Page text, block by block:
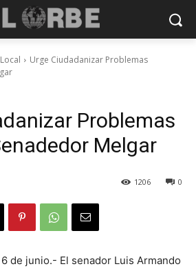
Local
Urge Ciudadanizar Problemas
Problemas
Melgar
0
1206
de junio.- El senador Luis Armando